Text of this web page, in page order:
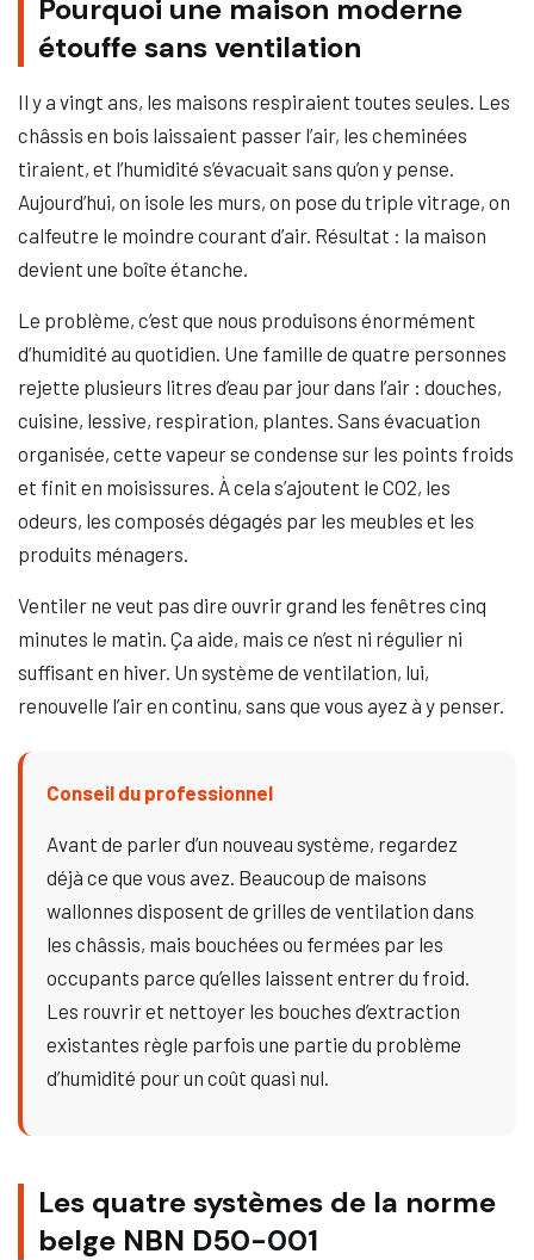
Pourquoi une maison moderne
étouffe sans ventilation
Il y a vingt ans, les maisons respiraient toutes seules. Les
châssis en bois laissaient passer l’air, les cheminées
tiraient, et l’humidité s’évacuait sans qu’on y pense.
Aujourd’hui, on isole les murs, on pose du triple vitrage, on
calfeutre le moindre courant d’air. Résultat : la maison
devient une boîte étanche.
Le problème, c’est que nous produisons énormément
d’humidité au quotidien. Une famille de quatre personnes
rejette plusieurs litres d’eau par jour dans l’air : douches,
cuisine, lessive, respiration, plantes. Sans évacuation
organisée, cette vapeur se condense sur les points froids
et finit en moisissures. À cela s’ajoutent le CO2, les
odeurs, les composés dégagés par les meubles et les
produits ménagers.
Ventiler ne veut pas dire ouvrir grand les fenêtres cinq
minutes le matin. Ça aide, mais ce n’est ni régulier ni
suffisant en hiver. Un système de ventilation, lui,
renouvelle l’air en continu, sans que vous ayez à y penser.
Conseil du professionnel
Avant de parler d’un nouveau système, regardez
déjà ce que vous avez. Beaucoup de maisons
wallonnes disposent de grilles de ventilation dans
les châssis, mais bouchées ou fermées par les
occupants parce qu’elles laissent entrer du froid.
Les rouvrir et nettoyer les bouches d’extraction
existantes règle parfois une partie du problème
d’humidité pour un coût quasi nul.
Les quatre systèmes de la norme
belge NBN D50-001